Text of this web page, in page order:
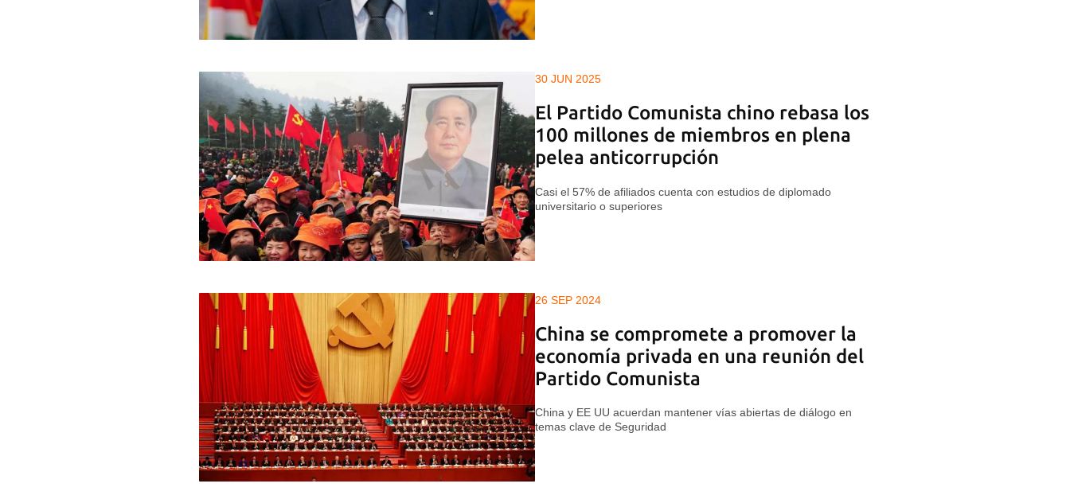
30 JUN 2025
El Partido Comunista chino rebasa los
100 millones de miembros en plena
pelea anticorrupción
Casi el 57% de afiliados cuenta con estudios de diplomado
universitario o superiores
26 SEP 2024
China se compromete a promover la
economía privada en una reunión del
Partido Comunista
China y EE UU acuerdan mantener vías abiertas de diálogo en
temas clave de Seguridad